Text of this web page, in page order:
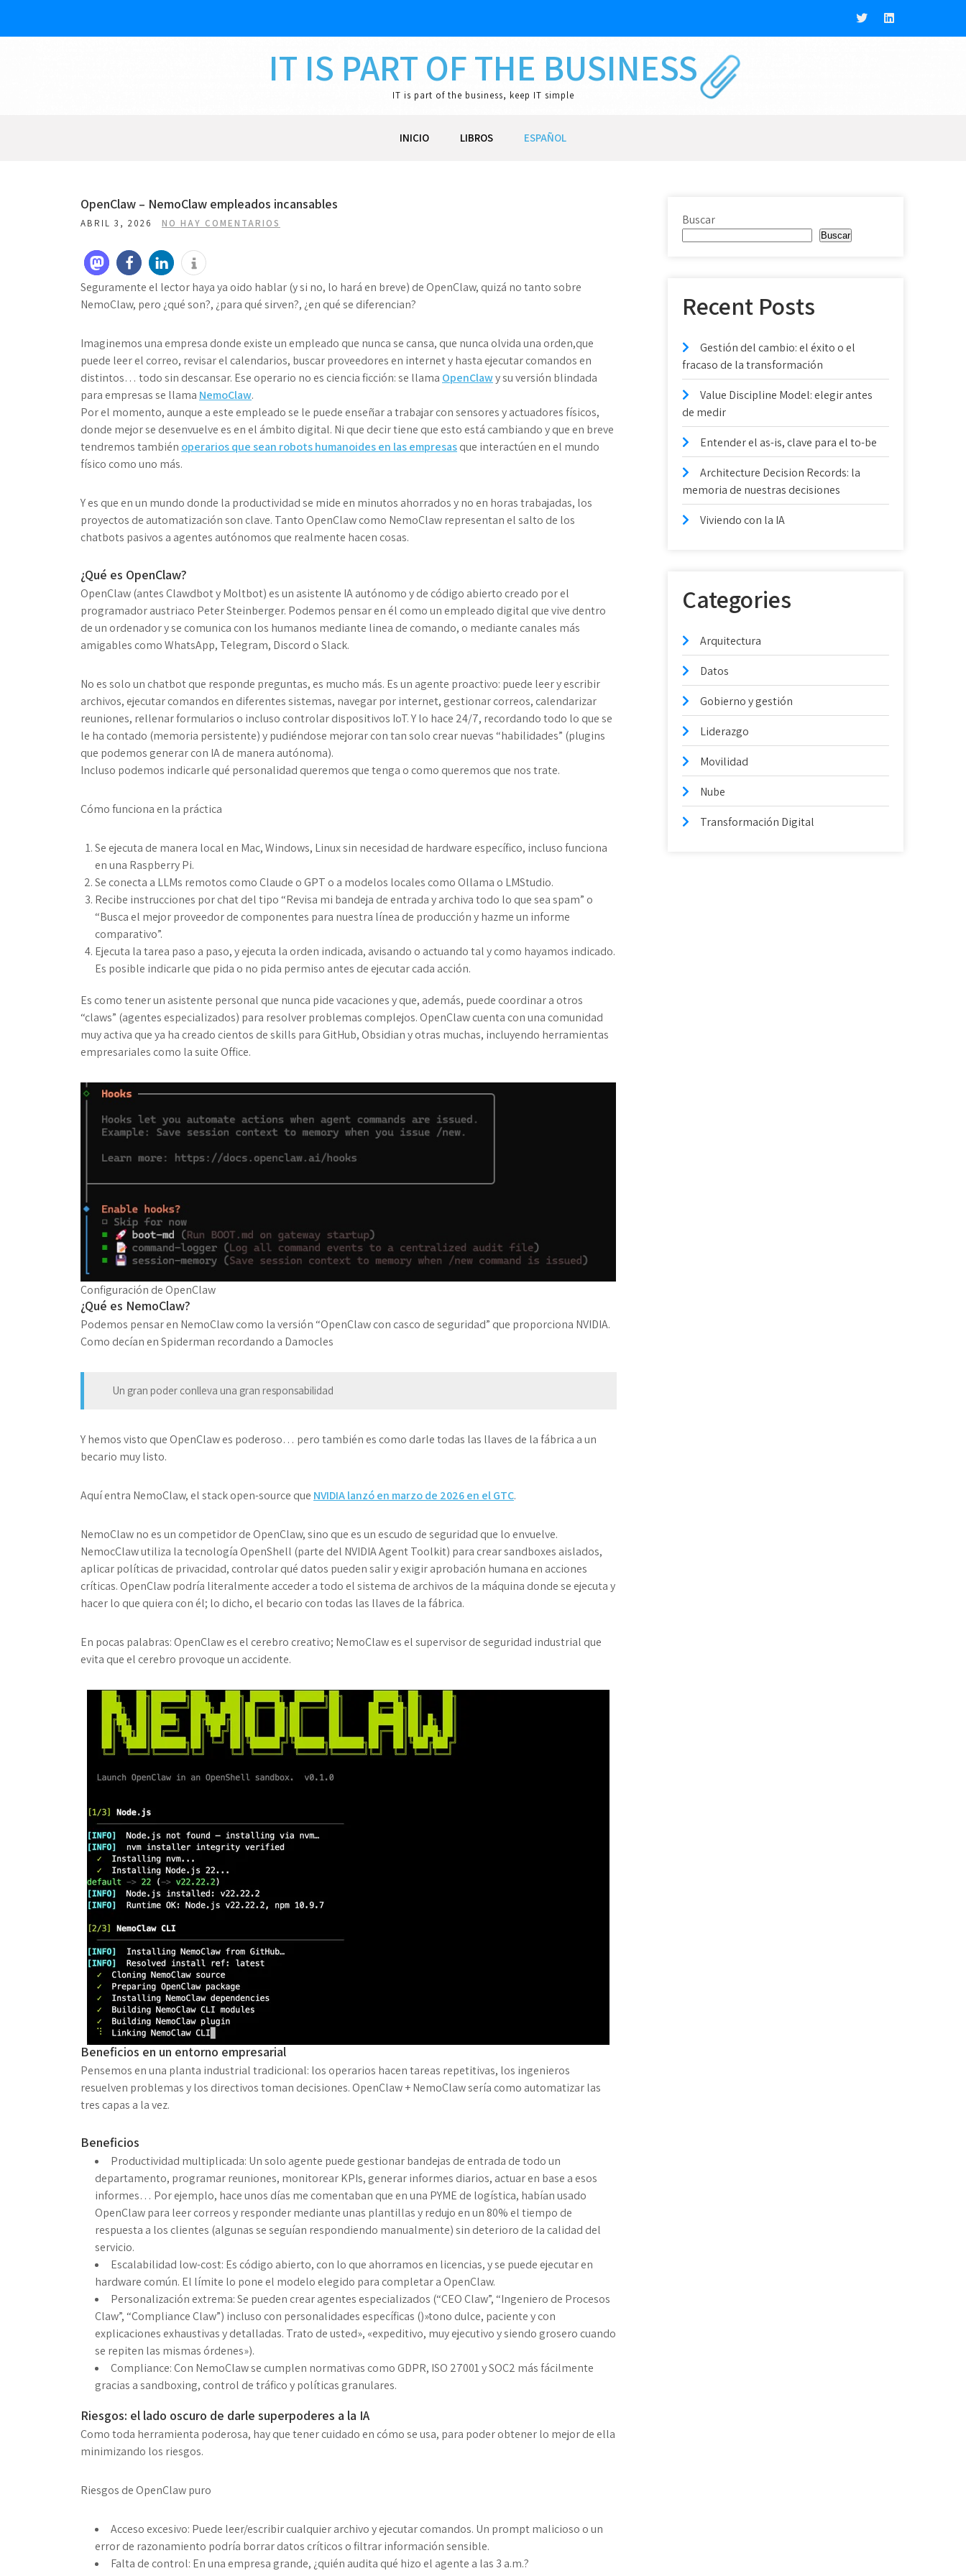
IT IS PART OF THE BUSINESS
IT is part of the business, keep IT simple
INICIO LIBROS ESPAÑOL
OpenClaw – NemoClaw empleados incansables
ABRIL 3, 2026 NO HAY COMENTARIOS
Seguramente el lector haya ya oido hablar (y si no, lo hará en breve) de OpenClaw, quizá no tanto sobre
NemoClaw, pero ¿qué son?, ¿para qué sirven?, ¿en qué se diferencian?
Imaginemos una empresa donde existe un empleado que nunca se cansa, que nunca olvida una orden,que
puede leer el correo, revisar el calendarios, buscar proveedores en internet y hasta ejecutar comandos en
distintos… todo sin descansar. Ese operario no es ciencia ficción: se llama OpenClawy su versión blindada
para empresas se llama NemoClaw.
Por el momento, aunque a este empleado se le puede enseñar a trabajar con sensores y actuadores físicos,
donde mejor se desenvuelve es en el ámbito digital. Ni que decir tiene que esto está cambiando y que en breve
tendremos también operarios que sean robots humanoides en las empresasque interactúen en el mundo
físico como uno más.
Y es que en un mundo donde la productividad se mide en minutos ahorrados y no en horas trabajadas, los
proyectos de automatización son clave. Tanto OpenClaw como NemoClaw representan el salto de los
chatbots pasivos a agentes autónomos que realmente hacen cosas.
¿Qué es OpenClaw?
OpenClaw (antes Clawdbot y Moltbot) es un asistente IA autónomo y de código abierto creado por el
programador austriaco Peter Steinberger. Podemos pensar en él como un empleado digital que vive dentro
de un ordenador y se comunica con los humanos mediante linea de comando, o mediante canales más
amigables como WhatsApp, Telegram, Discord o Slack.
No es solo un chatbot que responde preguntas, es mucho más. Es un agente proactivo: puede leer y escribir
archivos, ejecutar comandos en diferentes sistemas, navegar por internet, gestionar correos, calendarizar
reuniones, rellenar formularios o incluso controlar dispositivos IoT. Y lo hace 24/7, recordando todo lo que se
le ha contado (memoria persistente) y pudiéndose mejorar con tan solo crear nuevas “habilidades” (plugins
que podemos generar con IA de manera autónoma).
Incluso podemos indicarle qué personalidad queremos que tenga o como queremos que nos trate.
Cómo funciona en la práctica
Se ejecuta de manera local en Mac, Windows, Linux sin necesidad de hardware específico, incluso funciona
en una Raspberry Pi.
Se conecta a LLMs remotos como Claude o GPT o a modelos locales como Ollama o LMStudio.
Recibe instrucciones por chat del tipo “Revisa mi bandeja de entrada y archiva todo lo que sea spam” o
“Busca el mejor proveedor de componentes para nuestra línea de producción y hazme un informe
comparativo”.
Ejecuta la tarea paso a paso, y ejecuta la orden indicada, avisando o actuando tal y como hayamos indicado.
Es posible indicarle que pida o no pida permiso antes de ejecutar cada acción.
Es como tener un asistente personal que nunca pide vacaciones y que, además, puede coordinar a otros
“claws” (agentes especializados) para resolver problemas complejos. OpenClaw cuenta con una comunidad
muy activa que ya ha creado cientos de skills para GitHub, Obsidian y otras muchas, incluyendo herramientas
empresariales como la suite Office.
Configuración de OpenClaw
¿Qué es NemoClaw?
Podemos pensar en NemoClaw como la versión “OpenClaw con casco de seguridad” que proporciona NVIDIA.
Como decían en Spiderman recordando a Damocles
Un gran poder conlleva una gran responsabilidad
Y hemos visto que OpenClaw es poderoso… pero también es como darle todas las llaves de la fábrica a un
becario muy listo.
Aquí entra NemoClaw, el stack open-source que NVIDIA lanzó en marzo de 2026 en el GTC.
NemoClaw no es un competidor de OpenClaw, sino que es un escudo de seguridad que lo envuelve.
NemocClaw utiliza la tecnologíaOpenShell (parte del NVIDIA Agent Toolkit) para crearsandboxes aislados,
aplicar políticas de privacidad, controlar qué datos pueden salir y exigir aprobación humana en acciones
críticas. OpenClaw podría literalmente acceder a todo el sistema de archivos de la máquina donde se ejecuta y
hacer lo que quiera con él; lo dicho, el becario con todas las llaves de la fábrica.
En pocas palabras: OpenClaw es el cerebro creativo; NemoClaw es el supervisor de seguridad industrial que
evita que el cerebro provoque un accidente.
Beneficios en un entorno empresarial
Pensemos en una planta industrial tradicional: los operarios hacen tareas repetitivas, los ingenieros
resuelven problemas y los directivos toman decisiones. OpenClaw + NemoClaw sería como automatizar las
tres capas a la vez.
Beneficios
Productividad multiplicada: Un solo agente puede gestionar bandejas de entrada de todo un
departamento, programar reuniones, monitorear KPIs, generar informes diarios, actuar en base a esos
informes… Por ejemplo, hace unos días me comentaban que en una PYME de logística, habían usado
OpenClaw para leer correos y responder mediante unas plantillas y redujo en un 80% el tiempo de
respuesta a los clientes (algunas se seguían respondiendo manualmente) sin deterioro de la calidad del
servicio.
Escalabilidad low-cost: Es código abierto, con lo que ahorramos en licencias, y se puede ejecutar en
hardware común. El límite lo pone el modelo elegido para completar a OpenClaw.
Personalización extrema: Se pueden crear agentes especializados (“CEO Claw”, “Ingeniero de Procesos
Claw”, “Compliance Claw”) incluso con personalidades específicas ()»tono dulce, paciente y con
explicaciones exhaustivas y detalladas. Trato de usted», «expeditivo, muy ejecutivo y siendo grosero cuando
se repiten las mismas órdenes»).
Compliance: Con NemoClaw se cumplen normativas como GDPR, ISO 27001 y SOC2 más fácilmente
gracias a sandboxing, control de tráfico y políticas granulares.
Riesgos: el lado oscuro de darle superpoderes a la IA
Como toda herramienta poderosa, hay que tener cuidado en cómo se usa, para poder obtener lo mejor de ella
minimizando los riesgos.
Riesgos de OpenClaw puro
Acceso excesivo: Puede leer/escribircualquierarchivo y ejecutar comandos. Un prompt malicioso o un
error de razonamiento podría borrar datos críticos o filtrar información sensible.
Falta de control: En una empresa grande, ¿quién audita qué hizo el agente a las 3 a.m.?
Buscar
Buscar
Recent Posts
Gestión del cambio: el éxito o el
fracaso de la transformación
Value Discipline Model: elegir antes
de medir
Entender el as-is, clave para el to-be
Architecture Decision Records: la
memoria de nuestras decisiones
Viviendo con la IA
Categories
Arquitectura
Datos
Gobierno y gestión
Liderazgo
Movilidad
Nube
Transformación Digital